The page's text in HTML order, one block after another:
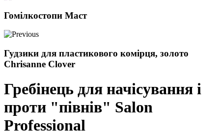
Гомілкостопи Маст
Гудзики для пластикового комірця, золото
Chrisanne Clover
Гребінець для начісування і
проти "півнів" Salon
Professional